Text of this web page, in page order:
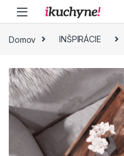
Skip to navigation
Skip to content
Domov INŠPIRÁCIE